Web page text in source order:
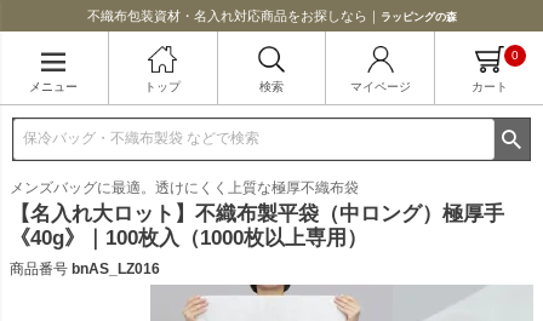
不織布包装資材・名入れ対応商品をお探しなら｜ ラッピングの森
メニュー トップ 検索 マイページ カート
0
メンズバッグに最適。透けにくく上質な極厚不織布袋
【名入れ大ロット】不織布製平袋（中ロング）極厚手
《40g》｜100枚入（1000枚以上専用）
商品番号 bnAS_LZ016